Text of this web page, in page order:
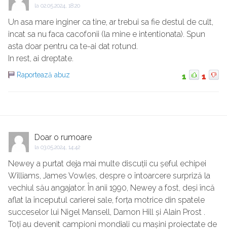
la 02.05.2024, 18:20
Un asa mare inginer ca tine, ar trebui sa fie destul de cult,
incat sa nu faca cacofonii (la mine e intentionata). Spun
asta doar pentru ca te-ai dat rotund.
In rest, ai dreptate.
Raportează abuz 1 1
Doar o rumoare
la 03.05.2024, 14:42
Newey a purtat deja mai multe discuții cu șeful echipei
Williams, James Vowles, despre o întoarcere surpriză la
vechiul său angajator. În anii 1990, Newey a fost, deși încă
aflat la începutul carierei sale, forța motrice din spatele
succeselor lui Nigel Mansell, Damon Hill și Alain Prost .
Toți au devenit campioni mondiali cu mașini proiectate de